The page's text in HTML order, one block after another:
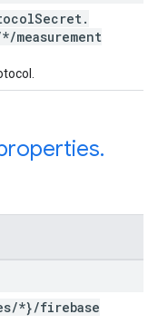
Secret.
*/measurement
.
/*}/firebase